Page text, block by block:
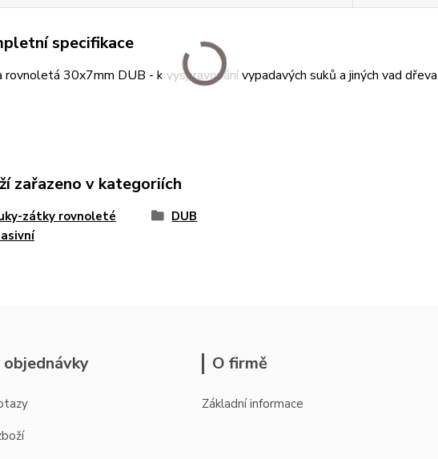
specifikace
rovnoletá 30x7mm DUB - k vyspravování vypadavých suků a jiných vad
zařazeno v kategoriích
zátky rovnoleté
DUB
objednávky O firmě
Základní informace